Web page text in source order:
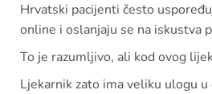
Hrvatski pacijenti često
online i oslanjaju se na iskustva
To je razumljivo, ali kod ovog
Ljekarnik zato ima veliku ulogu u